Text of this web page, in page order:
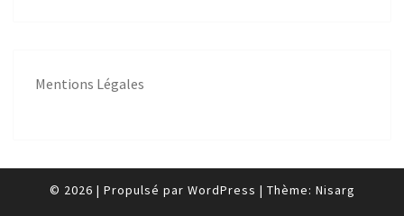
Mentions Légales
© 2026 | Propulsé par WordPress | Thème: Nisarg